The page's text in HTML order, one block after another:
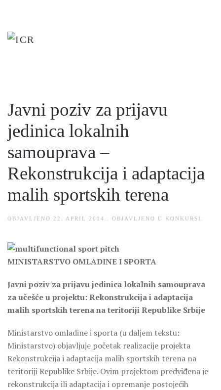
to
Javni poziv za prijavu
jedinica lokalnih
samouprava –
Rekonstrukcija i adaptacija
malih sportskih terena
OBJAVLJENO 22. APRIL 2014. . OBJAVLJENO U KONKURSI
MINISTARSTVO OMLADINE I SPORTA
Javni poziv za prijavu jedinica lokalnih samouprava
za učešće u projektu: Rekonstrukcija i adaptacija
malih sportskih terena na teritoriji Republike Srbije
Ministarstvo omladine i sporta (u daljem tekstu:
Ministarstvo) objavljuje početak realizacije projekta
Rekonstrukcija i adaptacija malih sportskih terena na
teritoriji Republike Srbije. Ovim projektom predviđena je
rekonstrukcija ili adaptacija i opremanje postojećih